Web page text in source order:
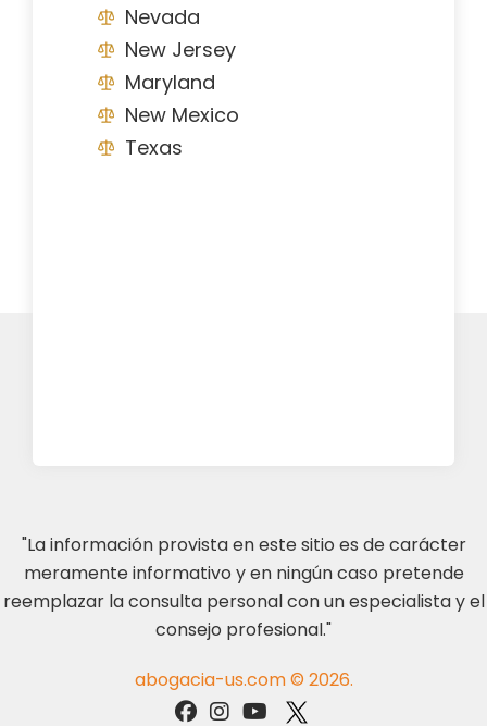
Nevada
New Jersey
Maryland
New Mexico
Texas
"La información provista en este sitio es de carácter
meramente informativo y en ningún caso pretende
reemplazar la consulta personal con un especialista y el
consejo profesional."
abogacia-us.com © 2026.